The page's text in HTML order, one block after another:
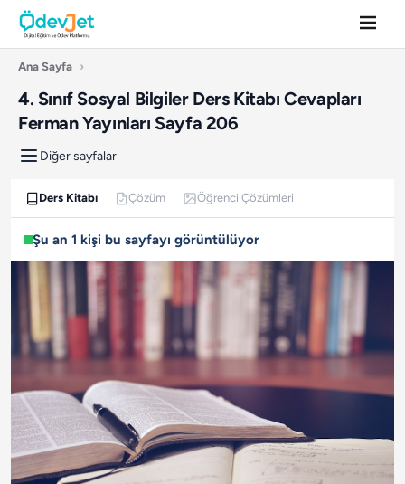
Ana Sayfa ›
4. Sınıf Sosyal Bilgiler Ders Kitabı Cevapları
Ferman Yayınları Sayfa 206
Diğer sayfalar
Ders Kitabı Çözüm Öğrenci Çözümleri
Şu an 1 kişi bu sayfayı görüntülüyor